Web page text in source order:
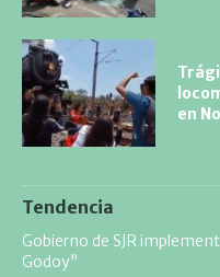
en
Tendencia
Gobierno de SJR
Godoy”